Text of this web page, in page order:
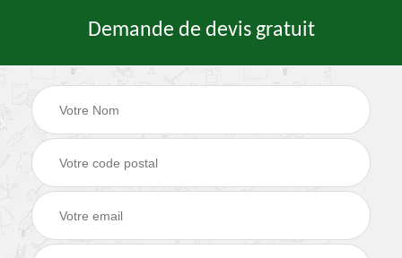
Demande de devis gratuit